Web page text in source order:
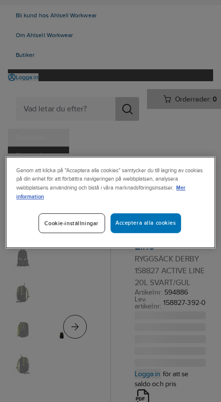
Bli kund hos Ahlsell Workwear
Om Ahlsell Workwear
Butiker
Logga in
Orderrader:0
Kampanjer
Tjänster
Kataloger
Ahlsell Produkter Arbetsplats Förvaring
Väskor och lådor
Övriga väskor och bagar
Ryggsäck
Derby Active
Line
RYGGSÄCK DERBY
158827 ACTIVE LINE
20L SVART/GUL
Artikelnr: 594886
Lev.
artikelnr: 158827-392-0
Logga in för att se
saldo och pris
Genom att klicka på "Acceptera alla cookies" samtycker du till lagring av cookies
på din enhet för att förbättra navigeringen på webbplatsen, analysera
webbplatsens användning och bistå i våra marknadsföringsinsatser. Mer
information
Acceptera alla cookies
Cookie-inställningar